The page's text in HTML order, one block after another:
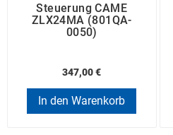
Steuerung CAME
ZLX24MA (801QA-
0050)
347,00 €
In den Warenkorb